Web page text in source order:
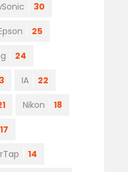
30
25
24
IA 22
Nikon 18
17
14